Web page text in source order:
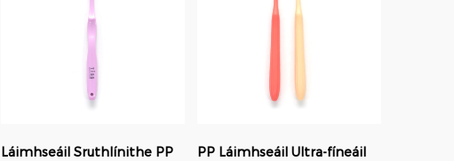
orthodontach: f...
Láimhseáil Sruthlínithe PP
PP Láimhseáil Ultra-fíneáil